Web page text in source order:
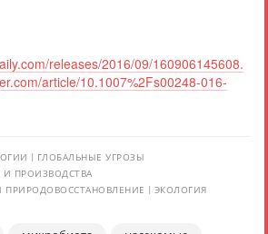
releases/2016/09/160906145608.
article/10.1007%2Fs00248-016-
ГЛОБАЛЬНЫЕ УГРОЗЫ
ПРОИЗВОДСТВА
ПРИРОДОВОССТАНОВЛЕНИЕ
ЭКОЛОГИЯ